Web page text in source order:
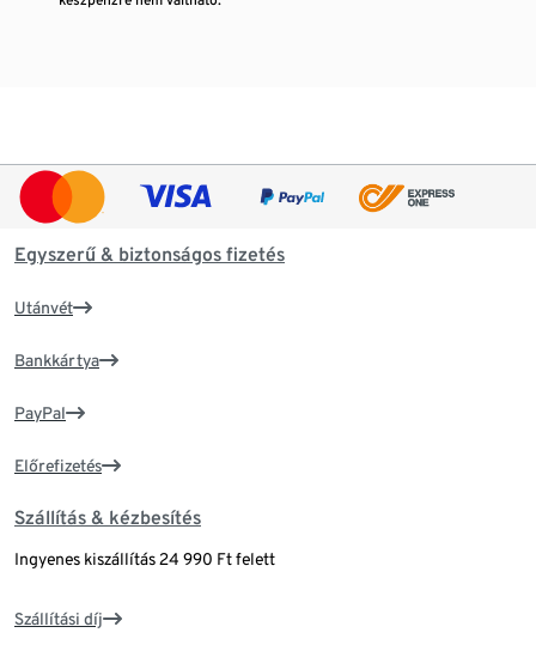
Egyszerű & biztonságos fizetés
Utánvét
Bankkártya
PayPal
Előrefizetés
Szállítás & kézbesítés
Ingyenes kiszállítás 24 990 Ft felett
Szállítási díj